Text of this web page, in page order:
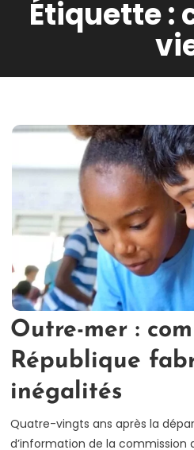
Étiquette :
Outre-mer :
République
inégalités
Quatre-vingts ans après la
d’information de la commission